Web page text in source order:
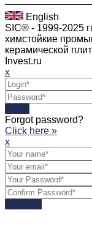
English
SIC® - 1999-2025
химстойкие
керамической
Invest.ru
x
Forgot password?
Click here »
x